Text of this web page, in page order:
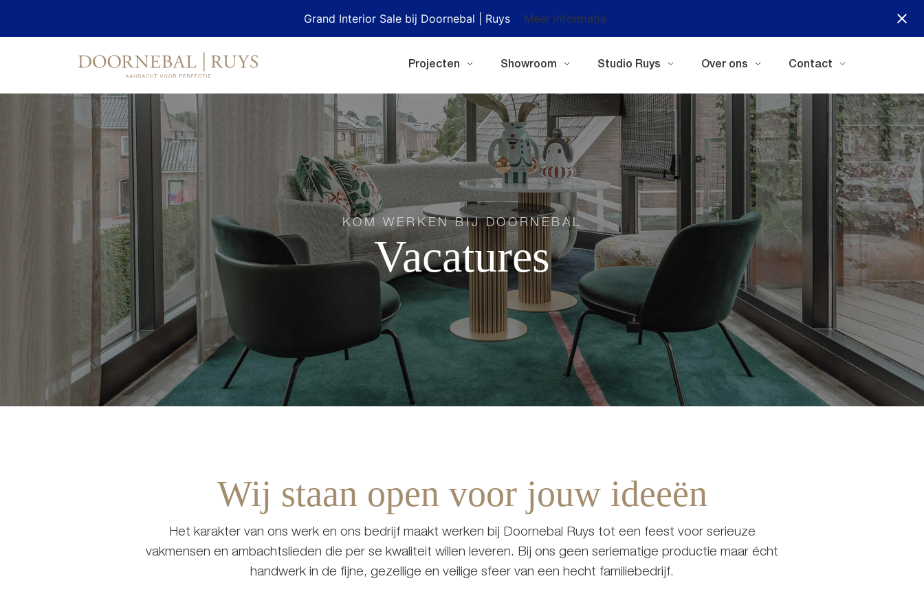
Grand Interior Sale bij Doornebal | Ruys Meer informatie
Projecten Showroom Studio Ruys Over ons Contact
KOM WERKEN BIJ DOORNEBAL
Vacatures
Wij staan open voor jouw ideeën
Het karakter van ons werk en ons bedrijf maakt werken bij Doornebal Ruys tot een feest voor serieuze
vakmensen en ambachtslieden die per se kwaliteit willen leveren. Bij ons geen seriematige productie maar écht
handwerk in de fijne, gezellige en veilige sfeer van een hecht familiebedrijf.